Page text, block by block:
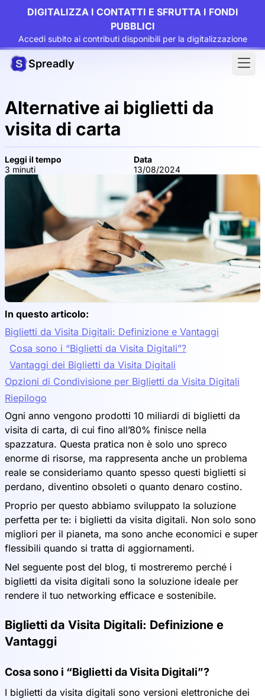
DIGITALIZZA I CONTATTI E SFRUTTA I FONDI
PUBBLICI
Accedi subito ai contributi disponibili per la digitalizzazione
Spreadly
Alternative ai biglietti da
visita di carta
Leggi il tempo
3 minuti
Data
13/08/2024
In questo articolo:
Biglietti da Visita Digitali: Definizione e Vantaggi
Cosa sono i “Biglietti da Visita Digitali”?
Vantaggi dei Biglietti da Visita Digitali
Opzioni di Condivisione per Biglietti da Visita Digitali
Riepilogo
Ogni anno vengono prodotti 10 miliardi di biglietti da
visita di carta, di cui fino all’80% finisce nella
spazzatura. Questa pratica non è solo uno spreco
enorme di risorse, ma rappresenta anche un problema
reale se consideriamo quanto spesso questi biglietti si
perdano, diventino obsoleti o quanto denaro costino.
Proprio per questo abbiamo sviluppato la soluzione
perfetta per te: i biglietti da visita digitali. Non solo sono
migliori per il pianeta, ma sono anche economici e super
flessibili quando si tratta di aggiornamenti.
Nel seguente post del blog, ti mostreremo perché i
biglietti da visita digitali sono la soluzione ideale per
rendere il tuo networking efficace e sostenibile.
Biglietti da Visita Digitali: Definizione e
Vantaggi
Cosa sono i “Biglietti da Visita Digitali”?
I biglietti da visita digitali sono versioni elettroniche dei